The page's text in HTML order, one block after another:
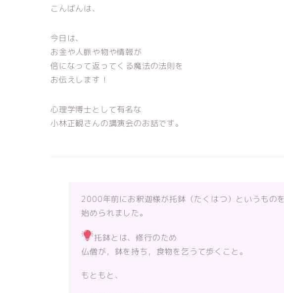
こんばんは、
今日は、
お金や人脈や物や情報が
倍になって返ってくる魔法の法則を
お伝えします！
心理学博士として有名な
小林正観さんの講演会のお話です。
2000年前にお釈迦様が托鉢（たくはつ）というものを
始められました。
托鉢とは、修行のため
仏僧が，鉢を持ち，食物を乞うて歩くこと。
もともと、